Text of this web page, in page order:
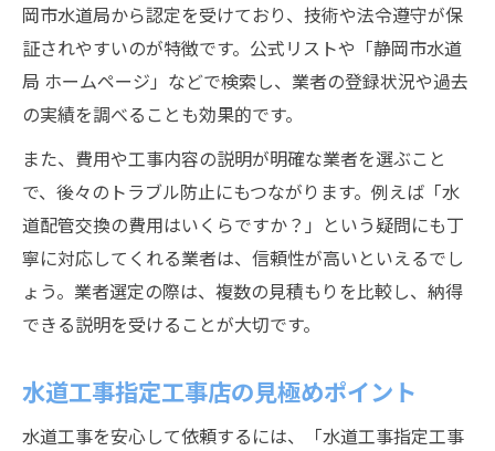
相談時に確認すべき水道工事の基準
信頼できる静岡市の水道工事対応法
静岡市で信頼される水道工事の選び方
歩
水道工事の信頼性を見抜くための実践法
水道工事指定業者一覧の上手な活用術
静岡市水道局公式ホームページのチェック
方法
水道工事相談は異常兆候を感じたときが要
配管交換の相談タイミングを見極める方法
岡市水道局から認定を受けており、技術や法令遵守が保
証されやすいのが特徴です。公式リストや「静岡市水道
局 ホームページ」などで検索し、業者の登録状況や過去
の実績を調べることも効果的です。
また、費用や工事内容の説明が明確な業者を選ぶこと
で、後々のトラブル防止にもつながります。例えば「水
道配管交換の費用はいくらですか？」という疑問にも丁
寧に対応してくれる業者は、信頼性が高いといえるでし
ょう。業者選定の際は、複数の見積もりを比較し、納得
できる説明を受けることが大切です。
水道工事指定工事店の見極めポイント
水道工事を安心して依頼するには、「水道工事指定工事